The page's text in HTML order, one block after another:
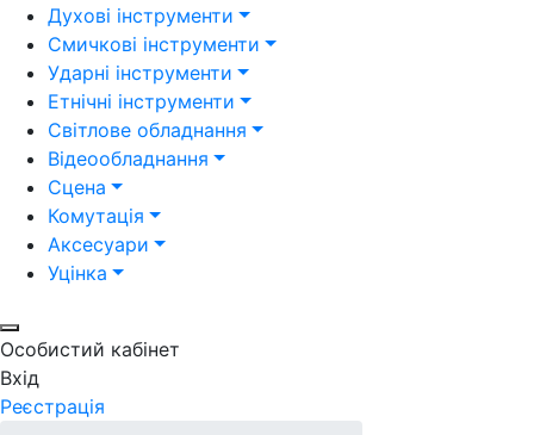
Духові інструменти
Смичкові інструменти
Ударні інструменти
Етнічні інструменти
Світлове обладнання
Відеообладнання
Сцена
Комутація
Аксесуари
Уцінка
Особистий кабінет
Вхід
Реєстрація